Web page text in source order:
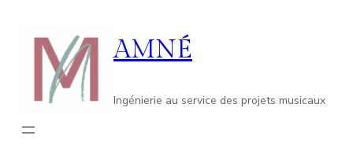
contenu
AMNÉ
Ingénierie au service des projets musicaux